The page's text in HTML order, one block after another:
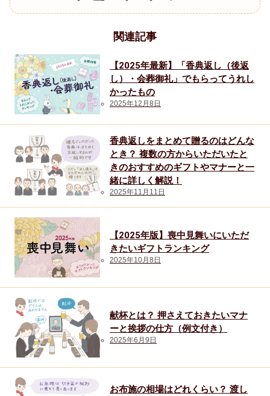
関連記事
【2025年最新】「香典返し（後返
し）・会葬御礼」でもらってうれし
かったもの
2025年12月8日
香典返しをまとめて贈るのはどんな
とき？ 複数の方からいただいたと
きのおすすめのギフトやマナーと一
緒に詳しく解説！
2025年11月11日
【2025年版】喪中見舞いにいただ
きたいギフトランキング
2025年10月8日
献杯とは？ 押さえておきたいマナ
ーと挨拶の仕方（例文付き）
2025年6月9日
お布施の相場はどれくらい？ 渡し